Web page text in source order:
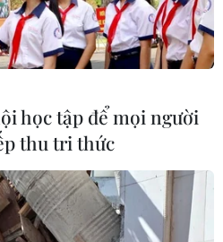
học tập để mọi người
thu tri thức